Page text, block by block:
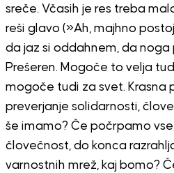
sreče. Včasih je res treba
reši glavo (»Ah, majhno
da jaz si oddahnem, da noga
Prešeren. Mogoče to velja
mogoče tudi za svet. Krasna
preverjanje solidarnosti,
še imamo? Če počrpamo
človečnost, do konca
varnostnih mrež, kaj bomo?